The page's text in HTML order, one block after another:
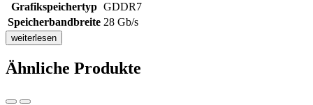
Grafikspeichertyp GDDR7
Speicherbandbreite 28 Gb/s
weiterlesen
Ähnliche Produkte